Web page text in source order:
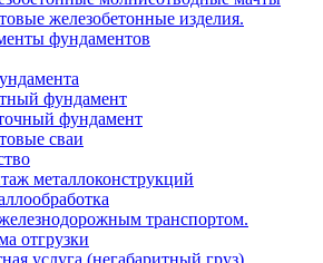
железобетонные изделия.
фундаментов
фундамент
фундамент
сваи
металлоконструкций
транспортом.
отгрузки
услуга (негабаритный груз)